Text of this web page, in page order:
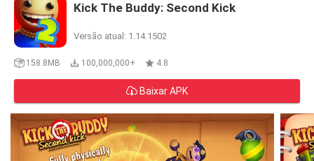
Kick The Buddy: Second Kick
Versão atual: 1.14.1502
158.8MB 100,000,000+ 4.8
Baixar APK